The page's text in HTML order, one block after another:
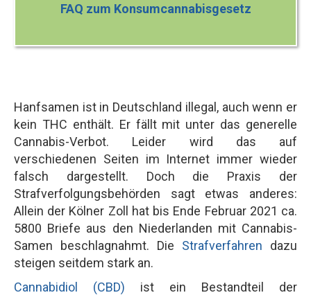
FAQ zum Konsumcannabisgesetz
Hanfsamen ist in Deutschland illegal, auch wenn er
kein THC enthält. Er fällt mit unter das generelle
Cannabis-Verbot. Leider wird das auf
verschiedenen Seiten im Internet immer wieder
falsch dargestellt. Doch die Praxis der
Strafverfolgungsbehörden sagt etwas anderes:
Allein der Kölner Zoll hat bis Ende Februar 2021 ca.
5800 Briefe aus den Niederlanden mit Cannabis-
Samen beschlagnahmt. Die Strafverfahren dazu
steigen seitdem stark an.
Cannabidiol (CBD) ist ein Bestandteil der